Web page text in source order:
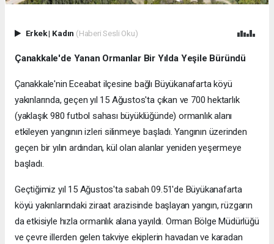
Erkek| Kadın (Haberi Sesli Oku)
Çanakkale'de Yanan Ormanlar Bir Yılda Yeşile Büründü
Çanakkale'nin Eceabat ilçesine bağlı Büyükanafarta köyü
yakınlarında, geçen yıl 15 Ağustos'ta çıkan ve 700 hektarlık
(yaklaşık 980 futbol sahası büyüklüğünde) ormanlık alanı
etkileyen yangının izleri silinmeye başladı. Yangının üzerinden
geçen bir yılın ardından, kül olan alanlar yeniden yeşermeye
başladı.
Geçtiğimiz yıl 15 Ağustos'ta sabah 09.51'de Büyükanafarta
köyü yakınlarındaki ziraat arazisinde başlayan yangın, rüzgarın
da etkisiyle hızla ormanlık alana yayıldı. Orman Bölge Müdürlüğü
ve çevre illerden gelen takviye ekiplerin havadan ve karadan